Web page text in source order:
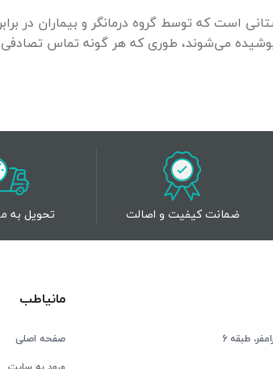
است که توسط گروه درمانگر و بیماران در
می‌شوند، طوری که هر گونه تماس تصادفی
ضمانت کیفیت و اصالت تحویل به
طبقه 6
مانیاطب
صفحه اصلی